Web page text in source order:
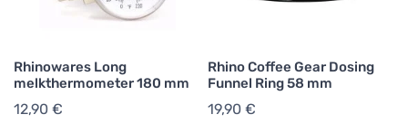
Rhinowares Long
melkthermometer 180 mm
12,90 €
Rhino Coffee Gear Dosing
Funnel Ring 58 mm
19,90 €